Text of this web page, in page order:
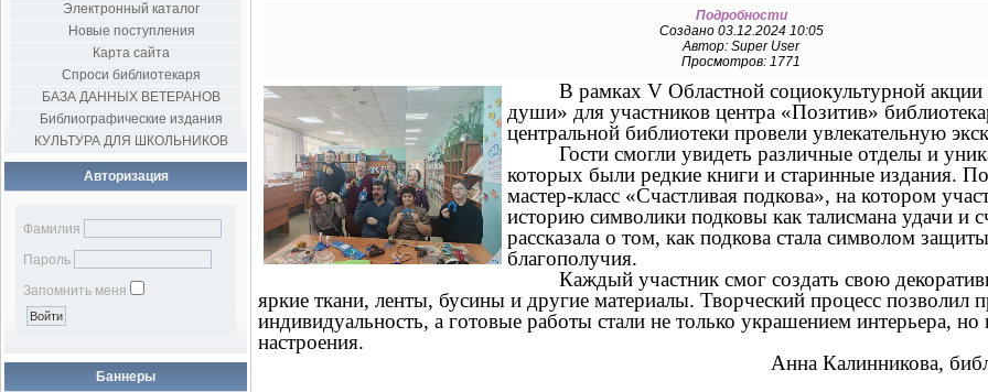
Электронный каталог
Новые поступления
Карта сайта
Спроси библиотекаря
БАЗА ДАННЫХ ВЕТЕРАНОВ
Библиографические издания
КУЛЬТУРА ДЛЯ ШКОЛЬНИКОВ
Авторизация
Фамилия
Пароль
Запомнить меня
Баннеры
Подробности
Создано 03.12.2024 10:05
Автор: Super User
Просмотров: 1771
В рамках V Областной социокультурной
души» для участников центра «Позитив»
центральной библиотеки провели увлекательную
Гости смогли увидеть различные отделы и
которых были редкие книги и старинные издания.
мастер-класс «Счастливая подкова», на котором
историю символики подковы как талисмана удачи и
рассказала о том, как подкова стала символом
благополучия.
Каждый участник смог создать свою
яркие ткани, ленты, бусины и другие материалы. Творческий процесс позволил
индивидуальность, а готовые работы стали не только украшением интерьера,
настроения.
Анна Калинникова,